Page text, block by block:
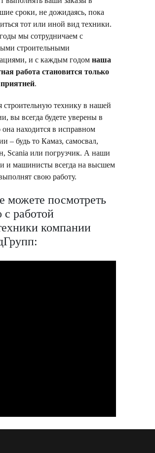
сроки, не дожидаясь, пока
тот или иной вид техники.
мы сотрудничаем с
строительными
и с каждым годом наша
работа становится только
.
строительную технику в нашей
вы всегда будете уверены в
она находится в исправном
– будь то Камаз, самосвал,
Scania или погрузчик. А наши
и машинисты всегда на высшем
свою работу.
можете посмотреть
с работой
компании